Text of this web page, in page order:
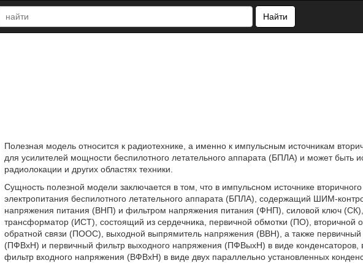
Найти
Полезная модель относится к радиотехнике, а именно к импульсным источникам
для усилителей мощности беспилотного летательного аппарата (БПЛА) и может быть
радиолокации и других областях техники.
Сущность полезной модели заключается в том, что в импульсном источнике
электропитания беспилотного летательного аппарата (БПЛА), содержащий ШИМ-
напряжения питания (ВНП) и фильтром напряжения питания (ФНП), силовой ключ
трансформатор (ИСТ), состоящий из сердечника, первичной обмотки (ПО), вторичной
обратной связи (ПООС), выходной выпрямитель напряжения (ВВН), а также первичный
(ПФВхН) и первичный фильтр выходного напряжения (ПФВыхН) в виде конденсаторов,
фильтр входного напряжения (ВФВхН) в виде двух параллельно установленных